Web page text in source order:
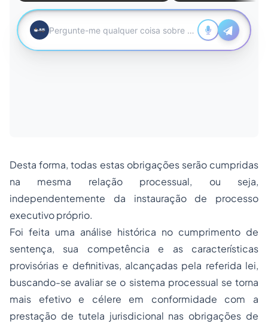
Desta forma, todas estas obrigações serão cumpridas
na mesma relação processual, ou seja,
independentemente da instauração de processo
executivo próprio.
Foi feita uma análise histórica no cumprimento de
sentença, sua competência e as características
provisórias e definitivas, alcançadas pela referida lei,
buscando-se avaliar se o sistema processual se torna
mais efetivo e célere em conformidade com a
prestação de tutela jurisdicional nas obrigações de